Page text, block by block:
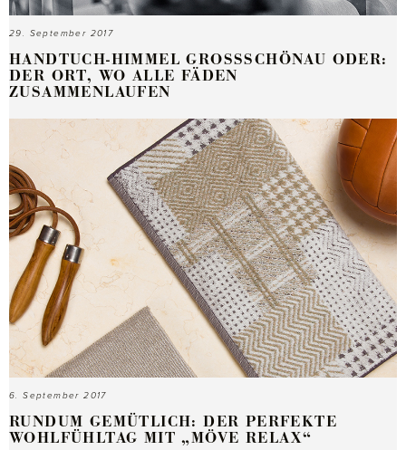
29. September 2017
HANDTUCH-HIMMEL GROSSSCHÖNAU ODER: D
ER ORT, WO ALLE FÄDEN Z
USAMMENLAUFEN
6. September 2017
RUNDUM GEMÜTLICH: DER PERFEKTE
WOHLFÜHLTAG MIT „MÖVE RELAX“